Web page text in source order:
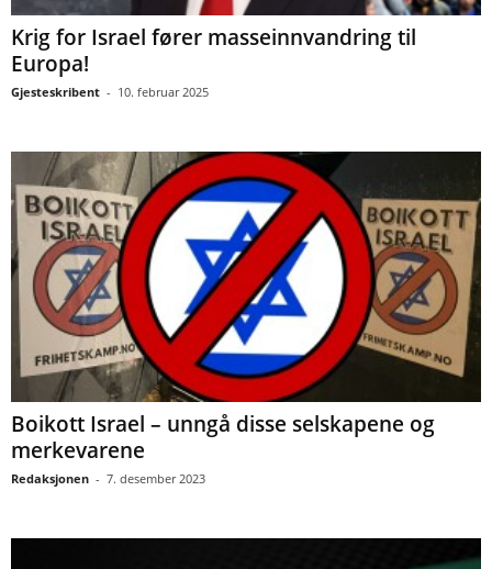
Krig for Israel fører masseinnvandring til
Europa!
Gjesteskribent - 10. februar 2025
Boikott Israel – unngå disse selskapene og
merkevarene
Redaksjonen - 7. desember 2023